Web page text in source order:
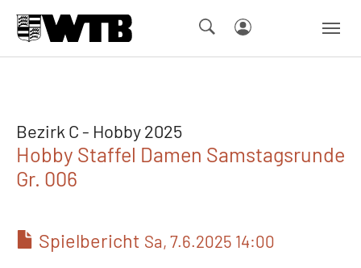
Bezirk C - Hobby 2025
Hobby Staffel Damen Samstagsrunde
Gr. 006
Spielbericht Sa, 7.6.2025 14:00